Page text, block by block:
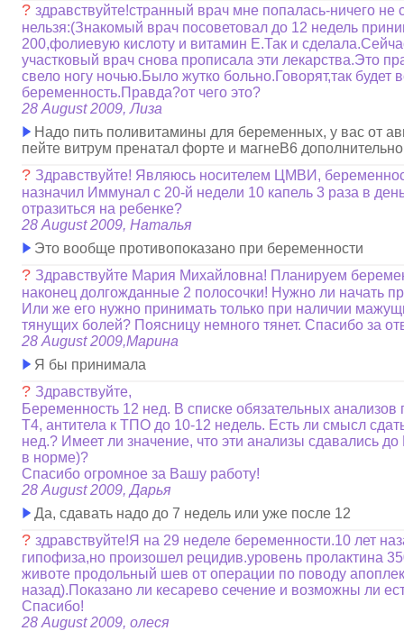
?здравствуйте!странный врач мне попалась-ничего не
нельзя:(Знакомый врач посоветовал до 12 недель
200,фолиевую кислоту и витамин Е.Так и
участковый врач снова прописала эти лекарства.Это
свело ногу ночью.Было жутко больно.Говорят,так будет
беременность.Правда?от чего это?
28 August 2009, Лиза
Надо пить поливитамины для беременных, у вас от
пейте витрум пренатал форте и магнеВ6 дополнительно
? Здравствуйте! Являюсь носителем ЦМВИ,
назначил Иммунал с 20-й недели 10 капель 3 раза в
отразиться на ребенке?
28 August 2009, Наталья
Это вообще противопоказано при беременности
? Здравствуйте Мария Михайловна! Планируем
наконец долгожданные 2 полосочки! Нужно ли начать
Или же его нужно принимать только при наличии
тянущих болей? Поясницу немного тянет. Спасибо за
28 August 2009,Марина
Я бы принимала
? Здравствуйте,
Беременность 12 нед. В списке обязательных
Т4, антитела к ТПО до 10-12 недель. Есть ли смысл
нед.? Имеет ли значение, что эти анализы сдавались
в норме)?
Спасибо огромное за Вашу работу!
28 August 2009, Дарья
Да, сдавать надо до 7 недель или уже после 12
?здравствуйте!Я на 29 неделе беременности.10 лет
гипофиза,но произошел рецидив.уровень пролактина
животе продольный шев от операции по поводу
назад).Показано ли кесарево сечение и возможны ли
Спасибо!
28 August 2009, олеся